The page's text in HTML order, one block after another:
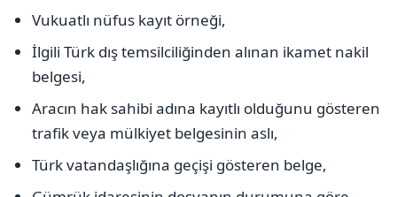
Vukuatlı nüfus kayıt örneği,
İlgili Türk dış temsilciliğinden alınan ikamet nakil
belgesi,
Aracın hak sahibi adına kayıtlı olduğunu gösteren
trafik veya mülkiyet belgesinin aslı,
Türk vatandaşlığına geçişi gösteren belge,